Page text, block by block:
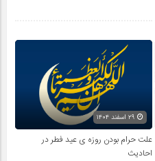
علت حرام بودن روزه ی عید فطر در
احادیث